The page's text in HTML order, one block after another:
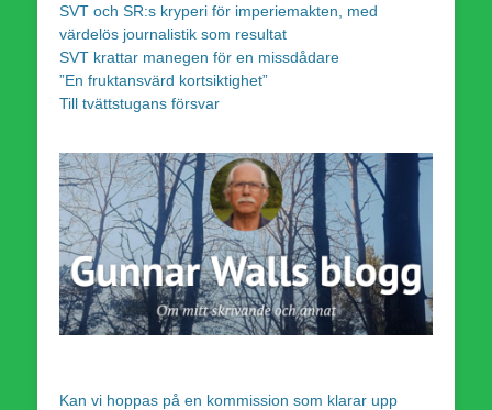
SVT och SR:s kryperi för imperiemakten, med
värdelös journalistik som resultat
SVT krattar manegen för en missdådare
”En fruktansvärd kortsiktighet”
Till tvättstugans försvar
Kan vi hoppas på en kommission som klarar upp